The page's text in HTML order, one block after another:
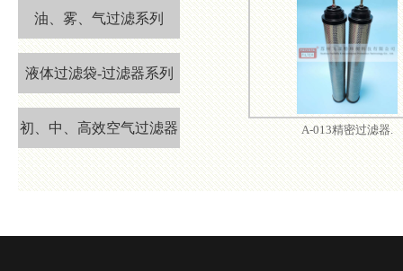
油、雾、气过滤系列
液体过滤袋-过滤器系列
初、中、高效空气过滤器 A-013精密过滤器.